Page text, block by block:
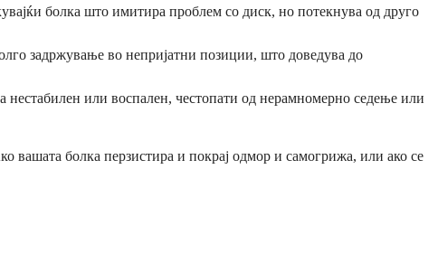
болка што имитира проблем со диск, но потекнува од друго
задржување во непријатни позиции, што доведува до
нестабилен или воспален, честопати од нерамномерно седење или
вашата болка перзистира и покрај одмор и самогрижа, или ако се